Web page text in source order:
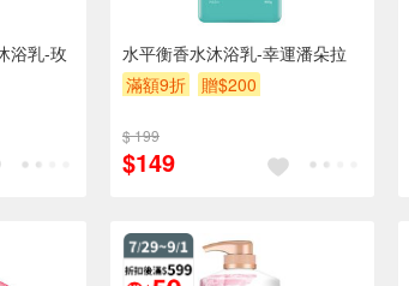
浴乳-玫
水平衡香水沐浴乳-幸運潘朵拉
滿額9折
贈$200
$ 199
$149